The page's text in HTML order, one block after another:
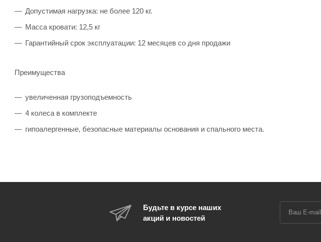
Допустимая нагрузка: не более 120 кг.
Масса кровати: 12,5 кг
Гарантийный срок эксплуатации: 12 месяцев со дня продажи
Преимущества
увеличенная грузоподъемность
4 колеса в комплекте
гипоалергенные, безопасные материалы основания и спального места.
Будьте в курсе наших
акций и новостей